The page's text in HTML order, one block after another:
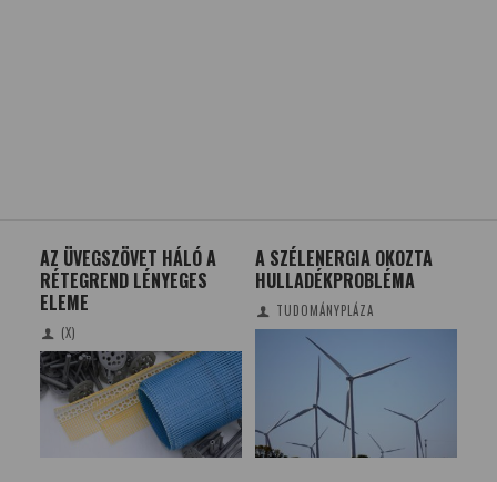
AZ ÜVEGSZÖVET HÁLÓ A
RÉTEGREND LÉNYEGES
ELEME
(X)
A SZÉLENERGIA OKOZTA
HULLADÉKPROBLÉMA
TUDOMÁNYPLÁZA